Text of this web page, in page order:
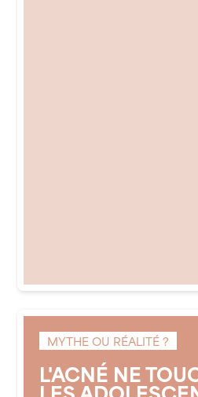
MYTHE OU RÉALITÉ ?
L'ACNÉ NE